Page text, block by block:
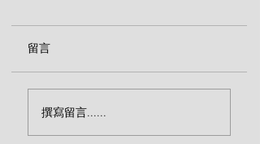
耀（威廉·倪科思）
留言
撰寫留言......